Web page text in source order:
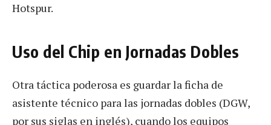
Hotspur.
Uso del Chip en Jornadas Dobles
Otra táctica poderosa es guardar la ficha de
asistente técnico para las jornadas dobles (DGW,
por sus siglas en inglés), cuando los equipos